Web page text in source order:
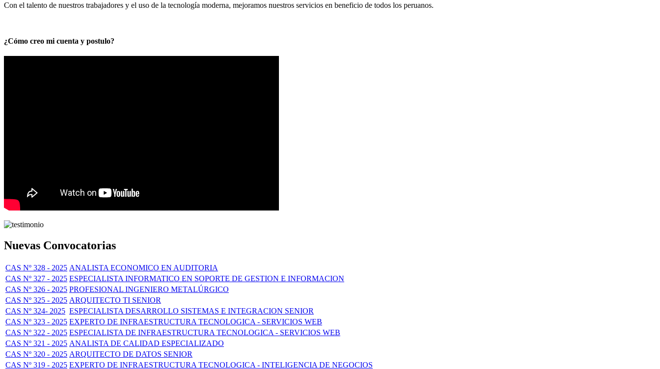
Con el talento de nuestros trabajadores y el uso de la tecnología moderna, mejoramos nuestros servicios en beneficio de todos los peruanos.
¿Cómo creo mi cuenta y postulo?
Nuevas Convocatorias
CAS Nº 328 - 2025 ANALISTA ECONOMICO EN AUDITORIA
CAS Nº 327 - 2025 ESPECIALISTA INFORMATICO EN SOPORTE DE GESTION E INFORMACION
CAS Nº 326 - 2025 PROFESIONAL INGENIERO METALÚRGICO
CAS Nº 325 - 2025 ARQUITECTO TI SENIOR
CAS Nº 324- 2025 ESPECIALISTA DESARROLLO SISTEMAS E INTEGRACION SENIOR
CAS Nº 323 - 2025 EXPERTO DE INFRAESTRUCTURA TECNOLOGICA - SERVICIOS WEB
CAS Nº 322 - 2025 ESPECIALISTA DE INFRAESTRUCTURA TECNOLOGICA - SERVICIOS WEB
CAS Nº 321 - 2025 ANALISTA DE CALIDAD ESPECIALIZADO
CAS Nº 320 - 2025 ARQUITECTO DE DATOS SENIOR
CAS Nº 319 - 2025 EXPERTO DE INFRAESTRUCTURA TECNOLOGICA - INTELIGENCIA DE NEGOCIOS